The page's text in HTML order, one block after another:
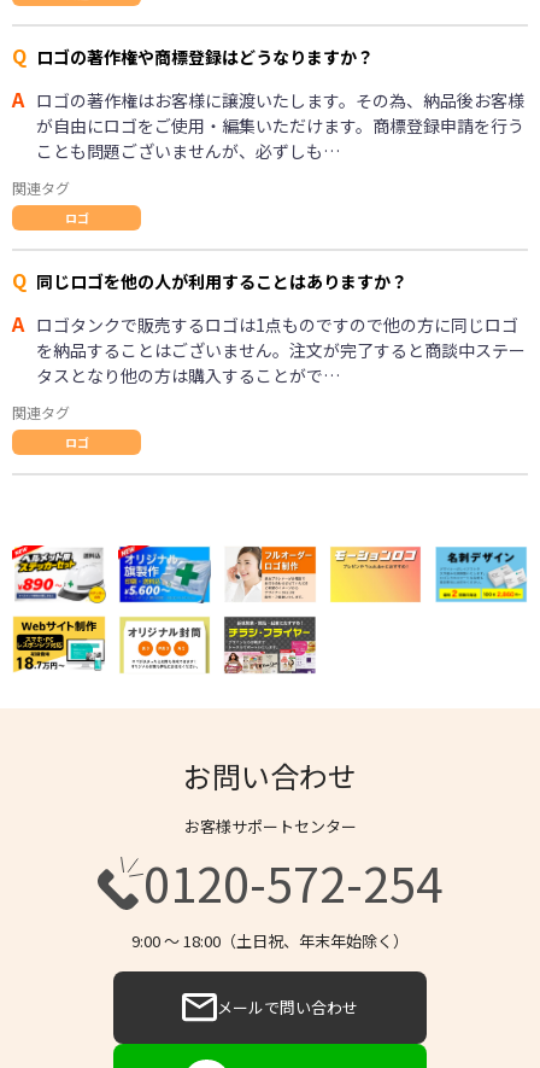
Q ロゴの著作権や商標登録はどうなりますか？
A ロゴの著作権はお客様に譲渡いたします。その為、納品後お客様
が自由にロゴをご使用・編集いただけます。商標登録申請を行う
ことも問題ございませんが、必ずしも…
関連タグ
ロゴ
Q 同じロゴを他の人が利用することはありますか？
A ロゴタンクで販売するロゴは1点ものですので他の方に同じロゴ
を納品することはございません。注文が完了すると商談中ステー
タスとなり他の方は購入することがで…
関連タグ
ロゴ
お問い合わせ
お客様サポートセンター
0120-572-254
9:00 〜 18:00（土日祝、年末年始除く）
メールで問い合わせ